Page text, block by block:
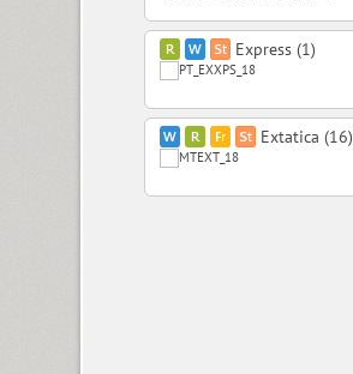
Express (1)
Extatica (16)